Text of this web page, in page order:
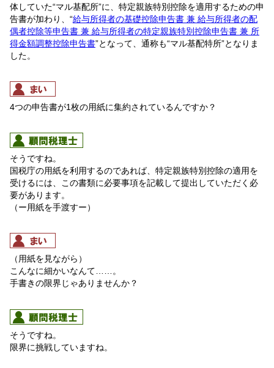
体していた“マル基配所”に、特定親族特別控除を適用するための申
告書が加わり、“給与所得者の基礎控除申告書 兼 給与所得者の配
偶者控除等申告書 兼 給与所得者の特定親族特別控除申告書 兼 所
得金額調整控除申告書”となって、通称も“マル基配特所”となりま
した。
4つの申告書が1枚の用紙に集約されているんですか？
そうですね。
国税庁の用紙を利用するのであれば、特定親族特別控除の適用を
受けるには、この書類に必要事項を記載して提出していただく必
要があります。
（ー用紙を手渡すー）
（用紙を見ながら）
こんなに細かいなんて……。
手書きの限界じゃありませんか？
そうですね。
限界に挑戦していますね。